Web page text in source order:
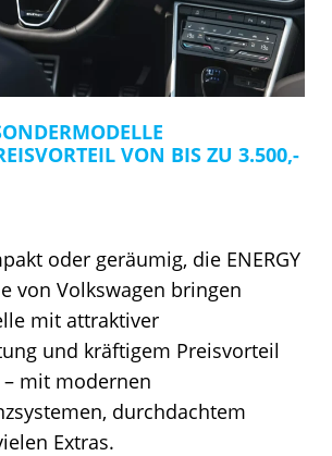
VON BIS ZU 3.500,-
oder geräumig, die ENERGY
von Volkswagen bringen
mit attraktiver
und kräftigem Preisvorteil
mit modernen
durchdachtem
Extras.